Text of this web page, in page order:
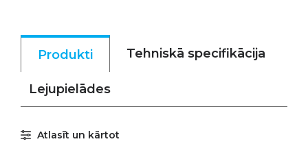
Produkti Tehniskā specifikācija
Lejupielādes
Atlasīt un kārtot